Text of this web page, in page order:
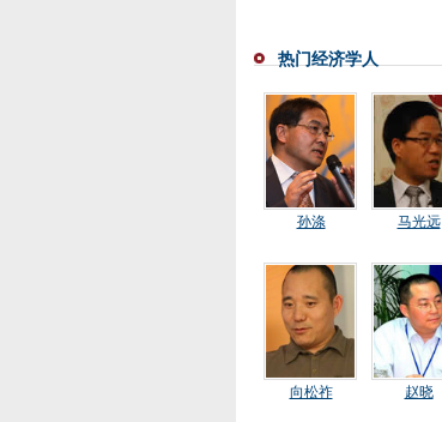
热门经济学人
孙涤 马光远
向松祚 赵晓